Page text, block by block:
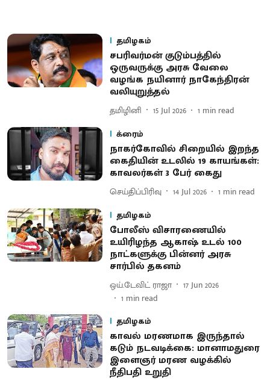
தமிழகம்
சபரிவர்மன் குடும்பத்தில்
ஒருவருக்கு அரசு வேலை
வழங்க நயினார் நாகேந்திரன்
வலியுறுத்தல்
தமிழினி 15 Jul 2026 1 min read
க்ரைம்
​நாகர்கோவில் சிறையில் இறந்த
கைதியின் உடலில் 19 காயங்கள்:
காவலர்கள் 3 பேர் கைது
செய்திப்பிரிவு 14 Jul 2026 1 min read
தமிழகம்
போலீஸ் விசாரணையில்
உயிரிழந்த ஆகாஷ் உடல் 100
நாட்களுக்கு பின்னர் அரசு
சார்பில் தகனம்
ஒய்.டேவிட் ராஜா
17 Jun 2026
1 min read
தமிழகம்
காவல் மரணமாக இருந்தால்
கடும் நடவடிக்கை: மானாமதுரை
இளைஞர் மரண வழக்கில்
நீதிபதி உறுதி